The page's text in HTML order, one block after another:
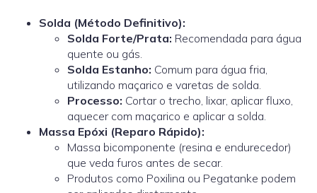
Solda (Método Definitivo):
Solda Forte/Prata: Recomendada para água
quente ou gás.
Solda Estanho: Comum para água fria,
utilizando maçarico e varetas de solda.
Processo: Cortar o trecho, lixar, aplicar fluxo,
aquecer com maçarico e aplicar a solda.
Massa Epóxi (Reparo Rápido):
Massa bicomponente (resina e endurecedor)
que veda furos antes de secar.
Produtos como Poxilina ou Pegatanke podem